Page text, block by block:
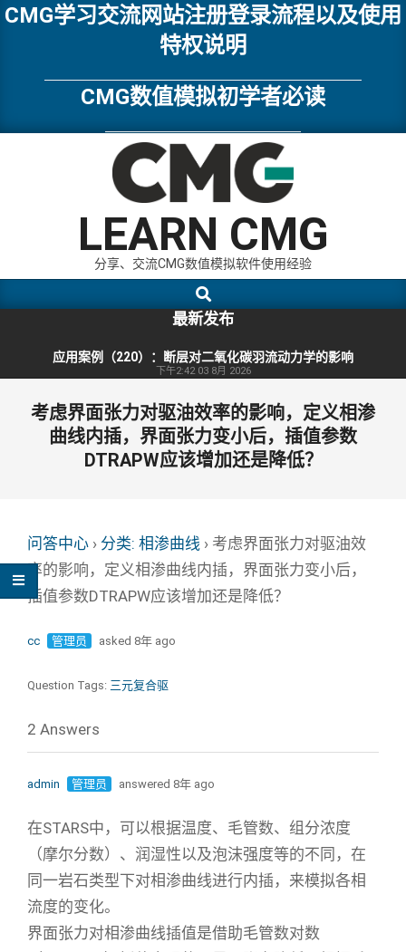
Skip
CMG学习交流网站注册登录流程以及使用
特权说明
CMG数值模拟初学者必读
LEARN CMG
分享、交流CMG数值模拟软件使用经验
Navigation
Search
最新发布
应用案例（220）：断层对二氧化碳羽流动力学的影响
下午2:42 03 8月 2026
考虑界面张力对驱油效率的影响，定义相渗
曲线内插，界面张力变小后，插值参数
DTRAPW应该增加还是降低？
问答中心 › 分类: 相渗曲线 › 考虑界面张力对驱油效
率的影响，定义相渗曲线内插，界面张力变小后，
插值参数DTRAPW应该增加还是降低？
cc 管理员 asked 8年 ago
Question Tags: 三元复合驱
2 Answers
admin 管理员 answered 8年 ago
在STARS中，可以根据温度、毛管数、组分浓度
（摩尔分数）、润湿性以及泡沫强度等的不同，在
同一岩石类型下对相渗曲线进行内插，来模拟各相
流度的变化。
界面张力对相渗曲线插值是借助毛管数对数